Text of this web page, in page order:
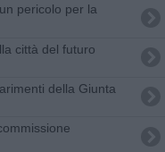
pericolo per la
città del futuro
della Giunta